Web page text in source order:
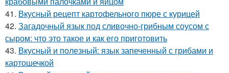
41. Вкусный рецепт картофельного пюре с курицей
42. Загадочный язык под сливочно-грибным соусом с
сыром: что это такое и как его приготовить
43. Вкусный и полезный: язык запеченный с грибами и
картошечкой